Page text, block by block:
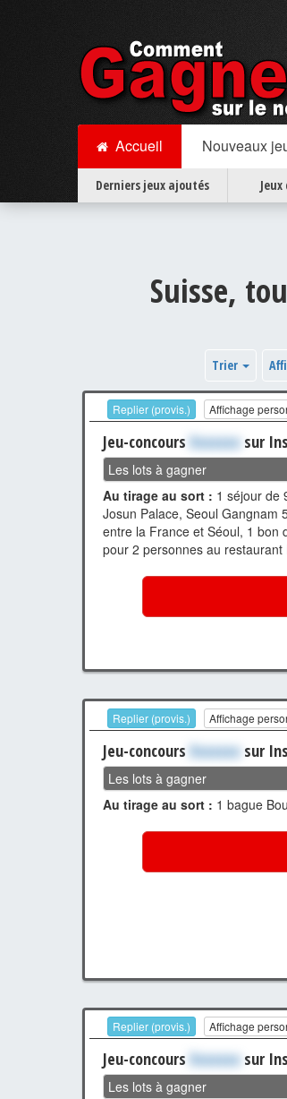
Accueil Nouveaux
Derniers jeux ajoutés
Suisse,
Trier
Replier (provis.) Affichage
Jeu-concours Xxxxxxx sur
Les lots à gagner
Au tirage au sort : 1 séjour de
Josun Palace, Seoul Gangnam
entre la France et Séoul, 1 bon
pour 2 personnes au
Replier (provis.) Affichage
Jeu-concours Xxxxxxx sur
Les lots à gagner
Au tirage au sort : 1 bague
Replier (provis.) Affichage
Jeu-concours Xxxxxxx sur
Les lots à gagner